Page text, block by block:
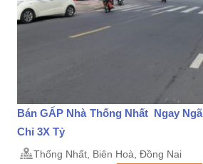
Bán GẤP Nhà Thống Nhất Ngay
Chỉ 3X Tỷ
Thống Nhất, Biên Hoà, Đồng Nai